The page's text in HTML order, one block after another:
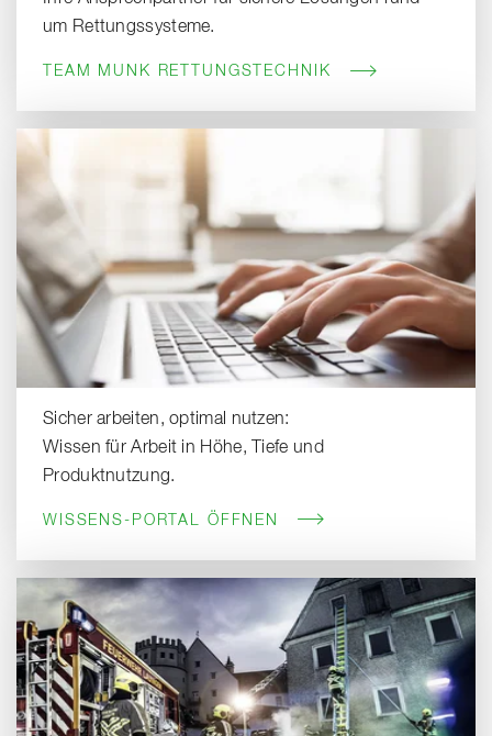
um Rettungssysteme.
TEAM MUNK RETTUNGSTECHNIK
Sicher arbeiten, optimal nutzen:
Wissen für Arbeit in Höhe, Tiefe und
Produktnutzung.
WISSENS-PORTAL ÖFFNEN